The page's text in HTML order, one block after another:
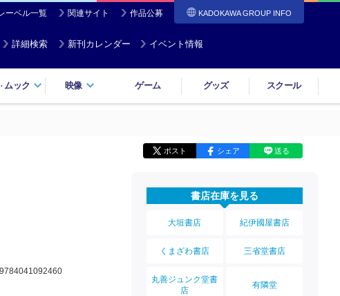
ーベル一覧 関連サイト 作品公募 KADOKAWA GROUP INFO
詳細検索 新刊カレンダー イベント情報
ムック 映像 ゲーム グッズ スクール
ポスト シェア 送る
9784041092460
書店在庫を見る
大垣書店 紀伊國屋書店
くまざわ書店 三省堂書店
丸善ジュンク堂書
店
有隣堂